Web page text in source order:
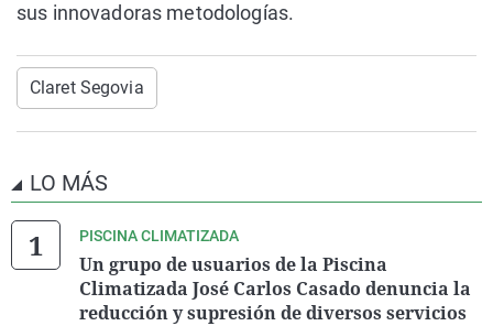
sus innovadoras metodologías.
Claret Segovia
LO MÁS
PISCINA CLIMATIZADA
Un grupo de usuarios de la Piscina
Climatizada José Carlos Casado denuncia la
reducción y supresión de diversos servicios